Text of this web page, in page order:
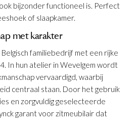
bijzonder functioneel is. Perfect
of slaapkamer.
met karakter
familiebedrijf met een rijke
In hun atelier in Wevelgem wordt
vervaardigd, waarbij
centraal staan. Door het gebruik
en zorgvuldig geselecteerde
garant voor zitmeubilair dat
B68is toegevoegd aan je